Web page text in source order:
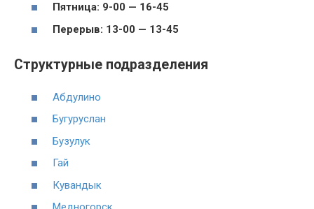
Пятница: 9-00 — 16-45
Перерыв: 13-00 — 13-45
Структурные подразделения
Абдулино
Бугуруслан
Бузулук
Гай
Кувандык